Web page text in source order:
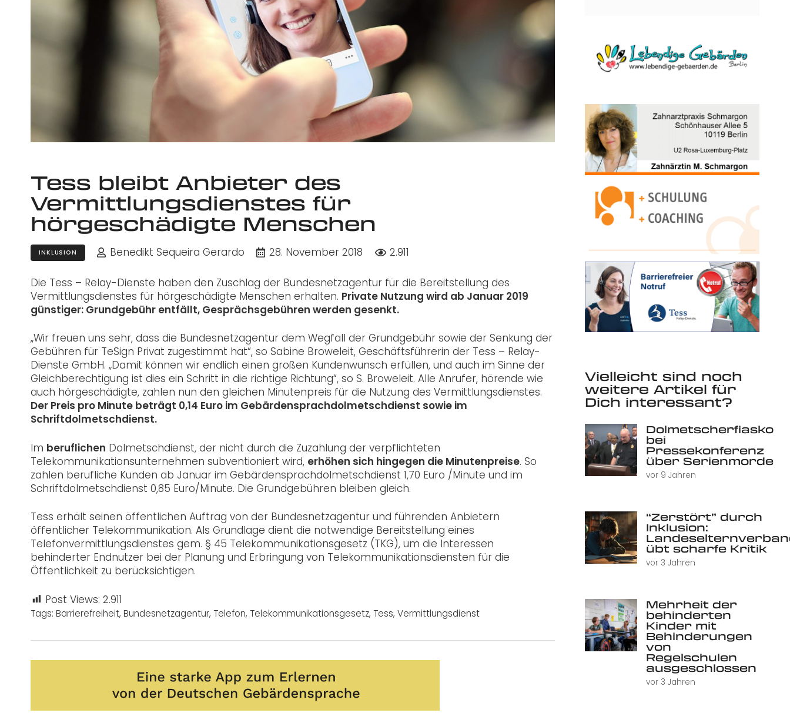
Tess bleibt Anbieter des
Vermittlungsdienstes für
hörgeschädigte Menschen
INKLUSION Benedikt Sequeira Gerardo 28. November 2018 2.911
Die Tess – Relay-Dienste haben den Zuschlag der Bundesnetzagentur für die Bereitstellung des
Vermittlungsdienstes für hörgeschädigte Menschen erhalten. Private Nutzung wird ab Januar 2019
günstiger: Grundgebühr entfällt, Gesprächsgebühren werden gesenkt.
„Wir freuen uns sehr, dass die Bundesnetzagentur dem Wegfall der Grundgebühr sowie der Senkung der
Gebühren für TeSign Privat zugestimmt hat“, so Sabine Broweleit, Geschäftsführerin der Tess – Relay-
Dienste GmbH. „Damit können wir endlich einen großen Kundenwunsch erfüllen, und auch im Sinne der
Gleichberechtigung ist dies ein Schritt in die richtige Richtung“, so S. Broweleit. Alle Anrufer, hörende wie
auch hörgeschädigte, zahlen nun den gleichen Minutenpreis für die Nutzung des Vermittlungsdienstes.
Der Preis pro Minute beträgt 0,14 Euro im Gebärdensprachdolmetschdienst sowie im
Schriftdolmetschdienst.
Im beruflichen Dolmetschdienst, der nicht durch die Zuzahlung der verpflichteten
Telekommunikationsunternehmen subventioniert wird, erhöhen sich hingegen die Minutenpreise. So
zahlen berufliche Kunden ab Januar im Gebärdensprachdolmetschdienst 1,70 Euro /Minute und im
Schriftdolmetschdienst 0,85 Euro/Minute. Die Grundgebühren bleiben gleich.
Tess erhält seinen öffentlichen Auftrag von der Bundesnetzagentur und führenden Anbietern
öffentlicher Telekommunikation. Als Grundlage dient die notwendige Bereitstellung eines
Telefonvermittlungsdienstes gem. § 45 Telekommunikationsgesetz (TKG), um die Interessen
behinderter Endnutzer bei der Planung und Erbringung von Telekommunikationsdiensten für die
Öffentlichkeit zu berücksichtigen.
Post Views: 2.911
Tags: Barrierefreiheit, Bundesnetzagentur, Telefon, Telekommunikationsgesetz, Tess, Vermittlungsdienst
Vielleicht sind noch
weitere Artikel für
Dich interessant?
Dolmetscherfiasko
bei
Pressekonferenz
über Serienmorde
vor 9 Jahren
“Zerstört” durch
Inklusion:
übt scharfe Kritik
vor 3 Jahren
Mehrheit der
behinderten
Kinder mit
Behinderungen
von
Regelschulen
ausgeschlossen
vor 3 Jahren